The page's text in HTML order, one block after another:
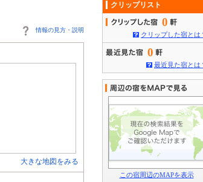
情報の見方・説明
大きな地図をみる
クリップリスト
0
クリップした宿とは
0
最近見た宿とは
この宿周辺のMAPを表示